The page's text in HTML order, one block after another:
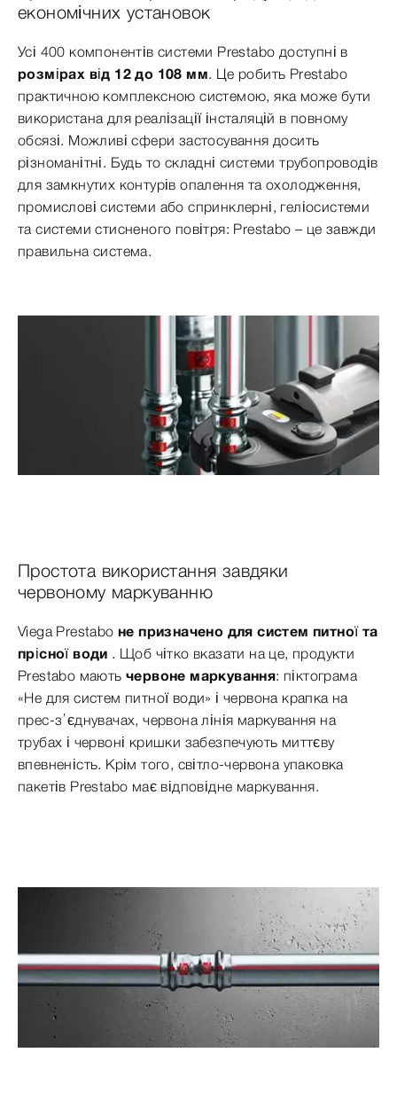
економічних установок
Усі 400 компонентів системи Prestabo доступні в
розмірах від 12 до 108 мм. Це робить Prestabo
практичною комплексною системою, яка може бути
використана для реалізації інсталяцій в повному
обсязі. Можливі сфери застосування досить
різноманітні. Будь то складні системи трубопроводів
для замкнутих контурів опалення та охолодження,
промислові системи або спринклерні, геліосистеми
та системи стисненого повітря: Prestabo – це завжди
правильна система.
Простота використання завдяки
червоному маркуванню
Viega Prestabo не призначено для систем питної та
прісної води . Щоб чітко вказати на це, продукти
Prestabo мають червоне маркування: піктограма
«Не для систем питної води» і червона крапка на
прес-з’єднувачах, червона лінія маркування на
трубах і червоні кришки забезпечують миттєву
впевненість. Крім того, світло-червона упаковка
пакетів Prestabo має відповідне маркування.